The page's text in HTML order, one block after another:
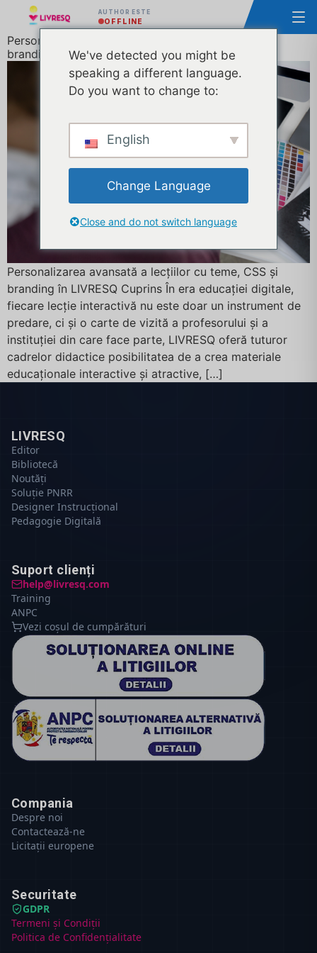
AUTHOR ESTE
OFFLINE
Personalizarea avansată a lecțiilor cu teme, CSS și
branding în LIVRESQ
Personalizarea avansată a lecțiilor cu teme, CSS și
branding în LIVRESQ Cuprins În era educației digitale,
fiecare lecție interactivă nu este doar un instrument de
predare, ci și o carte de vizită a profesorului și a
instituției din care face parte, LIVRESQ oferă tuturor
cadrelor didactice posibilitatea de a crea materiale
educaționale interactive și atractive, […]
LIVRESQ
Editor
Bibliotecă
Noutăți
Soluție PNRR
Designer Instrucțional
Pedagogie Digitală
Suport clienți
help@livresq.com
Training
ANPC
Vezi coșul de cumpărături
Compania
Despre noi
Contactează-ne
Licitații europene
Securitate
GDPR
Termeni și Condiții
Politica de Confidențialitate
We've detected you might be
speaking a different language.
Do you want to change to:
English
Change Language
Close and do not switch language